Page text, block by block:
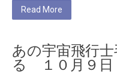
Read More
あの宇宙飛行
る １０月９